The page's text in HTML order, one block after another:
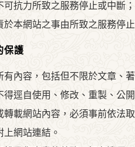
可抗力所致之服務停止或中斷；
於本網站之事由所致之服務停止
保護
有內容，包括但不限於文章、
得逕自使用、修改、重製、公
轉載網站內容，必須事前依法
網站連結。